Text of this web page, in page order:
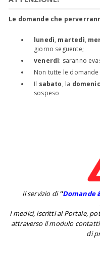
Le domande che
lunedì, martedì,
giorno seguente;
venerdì: saranno
Non tutte le
Il sabato, la
sospeso
Il servizio di''Domande
I medici, iscritti al Portale,
attraverso il modulo
di